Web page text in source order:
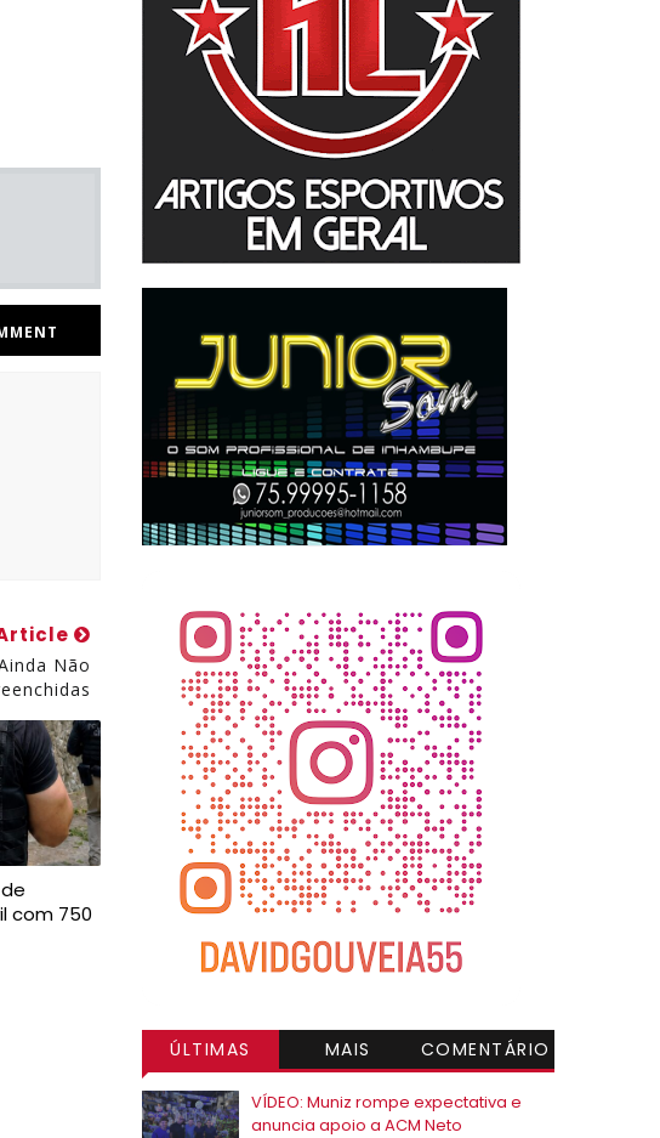
Não
com 750
ÚLTIMAS
MAIS
COMENTÁRIO
VÍDEO: Muniz rompe expectativa e
anuncia apoio a ACM Neto